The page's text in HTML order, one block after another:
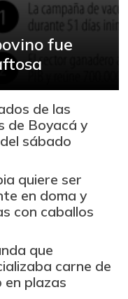
fue
de las
de Boyacá y
sábado
quiere ser
en doma y
con caballos
que
carne de
en plazas